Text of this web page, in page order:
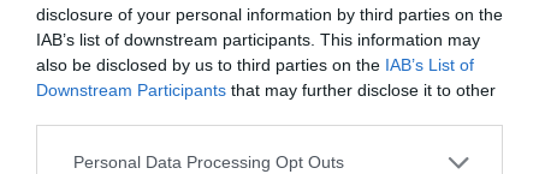
disclosure of your personal information by third parties on the
IAB’s list of downstream participants. This information may
also be disclosed by us to third parties on the IAB’s List of
Downstream Participants that may further disclose it to other
Personal Data Processing Opt Outs
15 d’abril de 2021
CAMBRA DE COMERÇ DE BARCELONA
Cadires de plata: un 'déjà vu'